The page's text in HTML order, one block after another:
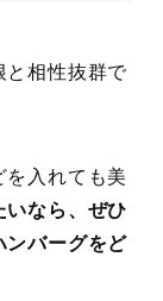
と相性抜群で
入れても美
いなら、ぜひ
ンバーグをど